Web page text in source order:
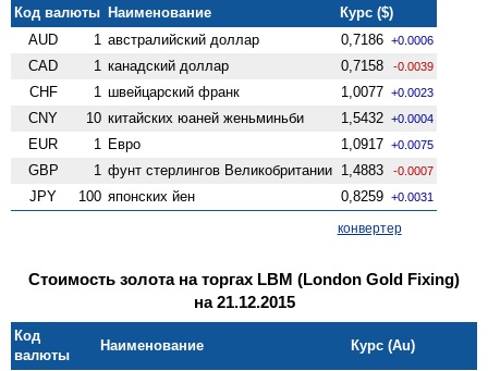
Код валюты Наименование
Курс ($)
AUD
1 австралийский доллар 0,7186 +0.0006
CAD 1 канадский доллар 0,7158 -0.0039
CHF 1 швейцарский франк 1,0077 +0.0023
CNY 10 китайских юаней женьминьби 1,5432 +0.0004
EUR 1 Евро 1,0917 +0.0075
GBP 1 фунт стерлингов Велико­британии 1,4883 -0.0007
JPY 100 японских йен 0,8259 +0.0031
конвертер
Стоимость золота на торгах LBM (London Gold Fixing)
на 21.12.2015
Код
валюты
Наименование Курс (Au)